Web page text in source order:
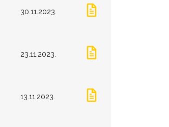
30.11.2023.
23.11.2023.
13.11.2023.